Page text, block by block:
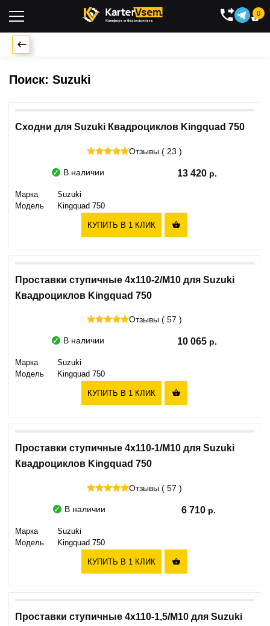

0
Поиск: Suzuki
Сходни для Suzuki Квадроциклов Kingquad 750
Отзывы ( 23 )
В наличии 13 420
Марка
Suzuki
Модель
Kingquad 750
КУПИТЬ В 1 КЛИК 
Проставки ступичные 4х110-2/M10 для Suzuki
Квадроциклов Kingquad 750
Отзывы ( 57 )
В наличии 10 065
Марка
Suzuki
Модель
Kingquad 750
КУПИТЬ В 1 КЛИК 
Проставки ступичные 4х110-1/M10 для Suzuki
Квадроциклов Kingquad 750
Отзывы ( 57 )
В наличии 6 710
Марка
Suzuki
Модель
Kingquad 750
КУПИТЬ В 1 КЛИК 
Проставки ступичные 4х110-1,5/M10 для Suzuki